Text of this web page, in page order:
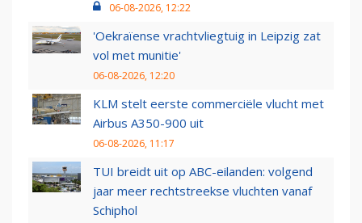
06-08-2026, 12:22
'Oekraïense vrachtvliegtuig in Leipzig zat
vol met munitie'
06-08-2026, 12:20
KLM stelt eerste commerciële vlucht met
Airbus A350-900 uit
06-08-2026, 11:17
TUI breidt uit op ABC-eilanden: volgend
jaar meer rechtstreekse vluchten vanaf
Schiphol